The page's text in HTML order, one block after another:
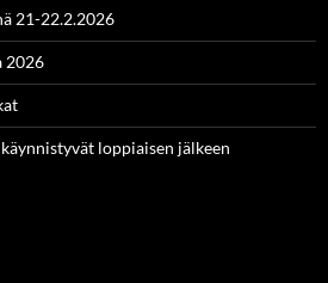
21-22.2.2026
2026
loppiaisen jälkeen